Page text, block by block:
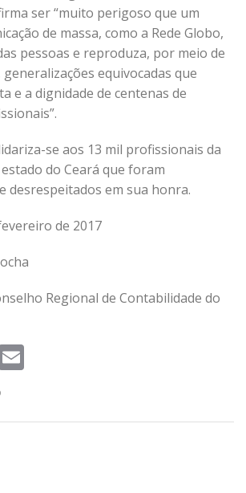
ser “muito perigoso que um
de massa, como a Rede Globo,
pessoas e reproduza, por meio de
equivocadas que
e a dignidade de centenas de
se aos 13 mil profissionais da
do Ceará que foram
desrespeitados em sua honra.
de 2017
Regional de Contabilidade do